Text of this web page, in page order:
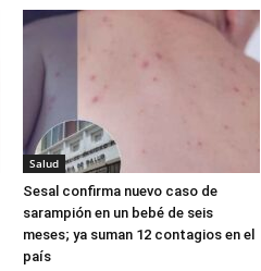
Salud
Sesal confirma nuevo caso de
sarampión en un bebé de seis
meses; ya suman 12 contagios en el
país